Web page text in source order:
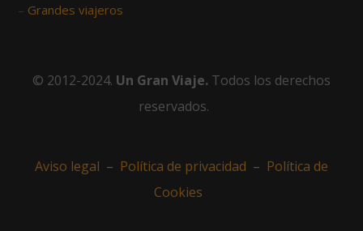
– Grandes viajeros
© 2012-2024. Un Gran Viaje. Todos los derechos
reservados.
Aviso legal – Política de privacidad – Política de
Cookies